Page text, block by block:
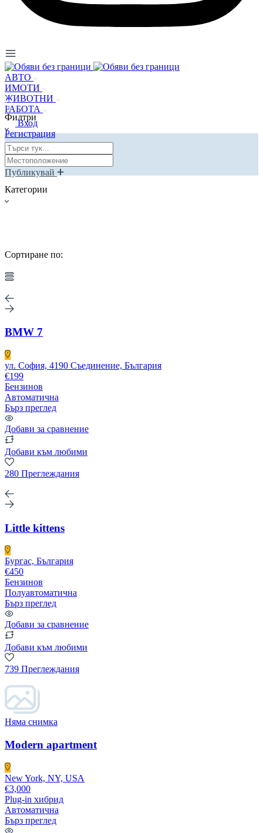
АВТО
ИМОТИ
ЖИВОТНИ
РАБОТА
Вход
Регистрация
Публикувай
Филтри
Категории
Сортиране по:
BMW 7
ул. София, 4190 Съединение, България
€199
Бензинов
Автоматична
Бърз преглед
Добави за сравнение
Добави към любими
280 Преглеждания
Little kittens
Бургас, България
€450
Бензинов
Полуавтоматична
Бърз преглед
Добави за сравнение
Добави към любими
739 Преглеждания
Няма снимка
Modern apartment
New York, NY, USA
€3,000
Plug-in хибрид
Автоматична
Бърз преглед